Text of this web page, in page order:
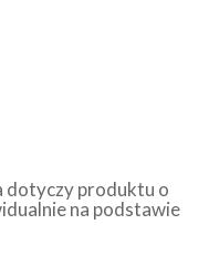
dotyczy produktu o
na podstawie